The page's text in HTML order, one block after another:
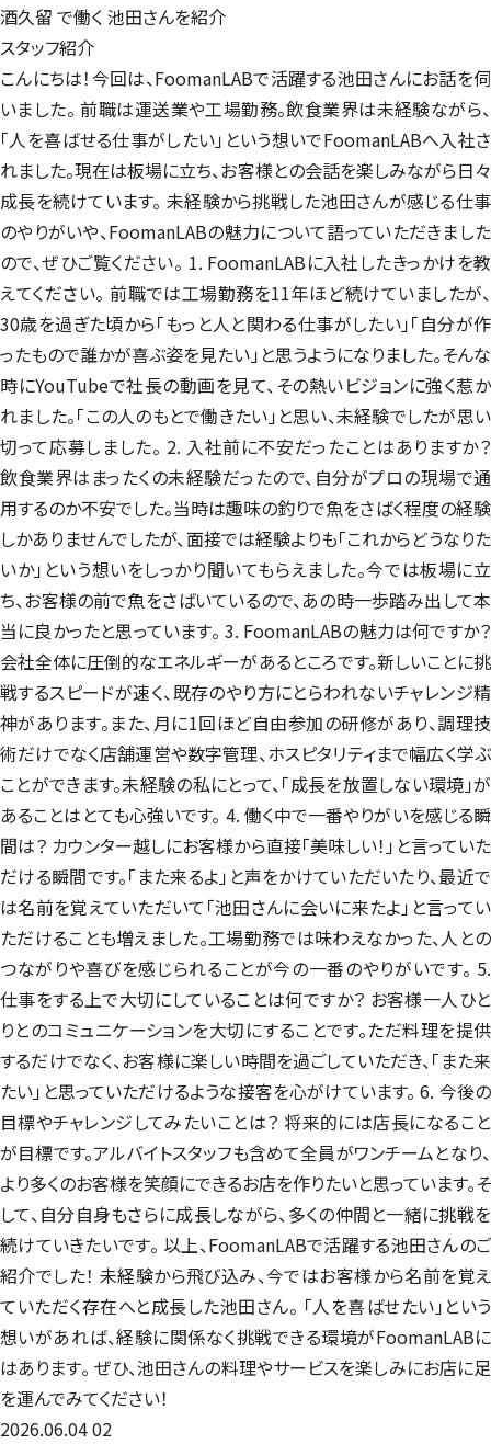
酒久留 で働く 池田さんを紹介
スタッフ紹介
こんにちは！今回は、FoomanLABで活躍する池田さんにお話を伺
いました。 前職は運送業や工場勤務。飲食業界は未経験ながら、
「人を喜ばせる仕事がしたい」という想いでFoomanLABへ入社さ
れました。現在は板場に立ち、お客様との会話を楽しみながら日々
成長を続けています。 未経験から挑戦した池田さんが感じる仕事
のやりがいや、FoomanLABの魅力について語っていただきました
ので、ぜひご覧ください。 1. FoomanLABに入社したきっかけを教
えてください。 前職では工場勤務を11年ほど続けていましたが、
30歳を過ぎた頃から「もっと人と関わる仕事がしたい」「自分が作
ったもので誰かが喜ぶ姿を見たい」と思うようになりました。そんな
時にYouTubeで社長の動画を見て、その熱いビジョンに強く惹か
れました。「この人のもとで働きたい」と思い、未経験でしたが思い
切って応募しました。 2. 入社前に不安だったことはありますか？
飲食業界はまったくの未経験だったので、自分がプロの現場で通
用するのか不安でした。当時は趣味の釣りで魚をさばく程度の経験
しかありませんでしたが、面接では経験よりも「これからどうなりた
いか」という想いをしっかり聞いてもらえました。今では板場に立
ち、お客様の前で魚をさばいているので、あの時一歩踏み出して本
当に良かったと思っています。 3. FoomanLABの魅力は何ですか？
会社全体に圧倒的なエネルギーがあるところです。新しいことに挑
戦するスピードが速く、既存のやり方にとらわれないチャレンジ精
神があります。また、月に1回ほど自由参加の研修があり、調理技
術だけでなく店舗運営や数字管理、ホスピタリティまで幅広く学ぶ
ことができます。未経験の私にとって、「成長を放置しない環境」が
あることはとても心強いです。 4. 働く中で一番やりがいを感じる瞬
間は？ カウンター越しにお客様から直接「美味しい！」と言っていた
だける瞬間です。「また来るよ」と声をかけていただいたり、最近で
は名前を覚えていただいて「池田さんに会いに来たよ」と言ってい
ただけることも増えました。工場勤務では味わえなかった、人との
つながりや喜びを感じられることが今の一番のやりがいです。 5.
仕事をする上で大切にしていることは何ですか？ お客様一人ひと
りとのコミュニケーションを大切にすることです。ただ料理を提供
するだけでなく、お客様に楽しい時間を過ごしていただき、「また来
たい」と思っていただけるような接客を心がけています。 6. 今後の
目標やチャレンジしてみたいことは？ 将来的には店長になること
が目標です。アルバイトスタッフも含めて全員がワンチームとなり、
より多くのお客様を笑顔にできるお店を作りたいと思っています。そ
して、自分自身もさらに成長しながら、多くの仲間と一緒に挑戦を
続けていきたいです。 以上、FoomanLABで活躍する池田さんのご
紹介でした！ 未経験から飛び込み、今ではお客様から名前を覚え
ていただく存在へと成長した池田さん。 「人を喜ばせたい」という
想いがあれば、経験に関係なく挑戦できる環境がFoomanLABに
はあります。 ぜひ、池田さんの料理やサービスを楽しみにお店に足
を運んでみてください！
2026.06.0402